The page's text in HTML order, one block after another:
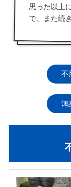
思った以上
で、また続
不
鴻